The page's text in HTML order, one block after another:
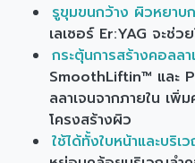
รูขุมขนกว้าง ผิวหยาบ
เลเซอร์ Er:YAG จะช่
กระตุ้นการสร้างคอลลา
SmoothLiftin™ และ
ลลาเจนจากภายใน เพิ่
โครงสร้างผิว
ใช้ได้ทั้งใบหน้าและบริเ